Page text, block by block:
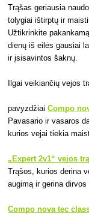
Trąšas geriausia
tolygiai ištirptų ir
Užtikrinkite
dienų iš eilės gausiai
ir įsisavintos šaknų.
Ilgai veikiančių vejos
pavyzdžiaiCompo
Pavasario ir vasaros
kurios vejai tiekia
„Expert 2v1“ vejos
Trąšos, kurios derina
augimą ir gerina dirvos
Compo nova tec